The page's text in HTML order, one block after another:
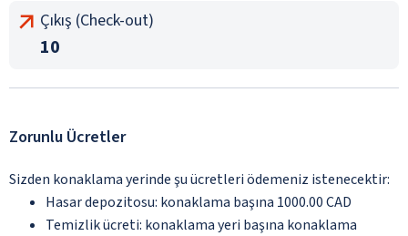
Çıkış (Check-out)
10
Zorunlu Ücretler
Sizden konaklama yerinde şu ücretleri ödemeniz istenecektir:
Hasar depozitosu: konaklama başına 1000.00 CAD
Temizlik ücreti: konaklama yeri başına konaklama